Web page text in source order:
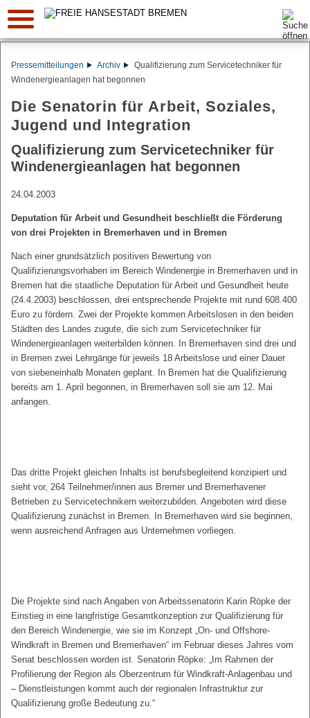
Suche:
Pressemitteilungen Archiv
Qualifizierung zum Servicetechniker für
Windenergieanlagen hat begonnen
Die Senatorin für Arbeit, Soziales,
Jugend und Integration
Qualifizierung zum Servicetechniker für
Windenergieanlagen hat begonnen
24.04.2003
Deputation für Arbeit und Gesundheit beschließt die Förderung
von drei Projekten in Bremerhaven und in Bremen
Nach einer grundsätzlich positiven Bewertung von
Qualifizierungsvorhaben im Bereich Windenergie in Bremerhaven und in
Bremen hat die staatliche Deputation für Arbeit und Gesundheit heute
(24.4.2003) beschlossen, drei entsprechende Projekte mit rund 608.400
Euro zu fördern. Zwei der Projekte kommen Arbeitslosen in den beiden
Städten des Landes zugute, die sich zum Servicetechniker für
Windenergieanlagen weiterbilden können. In Bremerhaven sind drei und
in Bremen zwei Lehrgänge für jeweils 18 Arbeitslose und einer Dauer
von siebeneinhalb Monaten geplant. In Bremen hat die Qualifizierung
bereits am 1. April begonnen, in Bremerhaven soll sie am 12. Mai
anfangen.
Das dritte Projekt gleichen Inhalts ist berufsbegleitend konzipiert und
sieht vor, 264 Teilnehmer/innen aus Bremer und Bremerhavener
Betrieben zu Servicetechnikern weiterzubilden. Angeboten wird diese
Qualifizierung zunächst in Bremen. In Bremerhaven wird sie beginnen,
wenn ausreichend Anfragen aus Unternehmen vorliegen.
Die Projekte sind nach Angaben von Arbeitssenatorin Karin Röpke der
Einstieg in eine langfristige Gesamtkonzeption zur Qualifizierung für
den Bereich Windenergie, wie sie im Konzept „On- und Offshore-
Windkraft in Bremen und Bremerhaven“ im Februar dieses Jahres vom
Senat beschlossen worden ist. Senatorin Röpke: „Im Rahmen der
Profilierung der Region als Oberzentrum für Windkraft-Anlagenbau und
– Dienstleistungen kommt auch der regionalen Infrastruktur zur
Qualifizierung große Bedeutung zu.“